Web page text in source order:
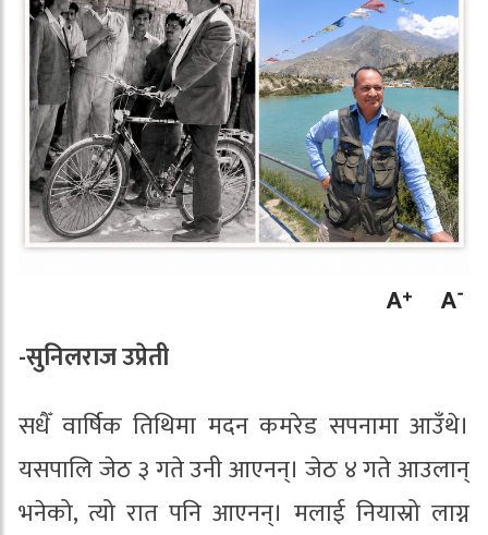
-सुनिलराज उप्रेती
सधैँ वार्षिक तिथिमा मदन कमरेड सपनामा आउँथे।
यसपालि जेठ ३ गते उनी आएनन्। जेठ ४ गते आउलान्
भनेको, त्यो रात पनि आएनन्। मलाई नियास्रो लाग्न